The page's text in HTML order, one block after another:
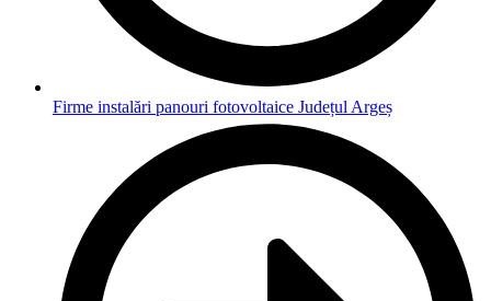
Firme instalări panouri fotovoltaice Județul Argeș